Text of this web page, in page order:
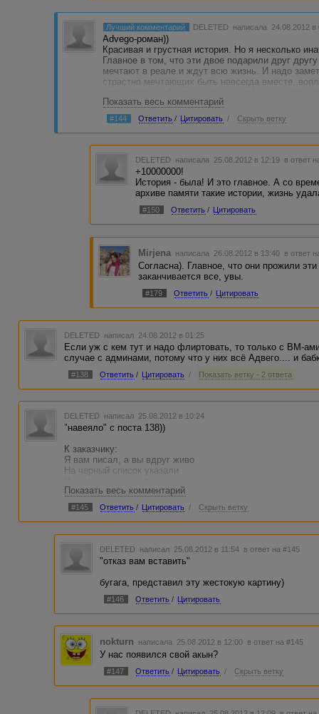
Лучший комментарий DELETED написала 24.08.2012
Advego-роман))
Красивая и грустная история. Но я несколько
Главное в том, что эти двое подарили друг
мечтают в реале и ждут всю жизнь. И надо
страстно мечтающих быть навсегда вместе,
своих чувствам, а он... остыть. Увы, в реале так
Любая love story так или иначе заканчивается,
других - с новой встречей.
Ваша история (история вашей подруги) -
что для настоящих чувств нет расстояний,
в ней главное - чувствовать здесь и сейчас =)
P.S. Сознательно избегала слово *любовь*
Показать весь комментарий
#144 Ответить / Цитировать / Скрыть ветку
DELETED написала 25.08.2012 в 12:19 в ответ
+10000000!
История - была! И это главное. А со
архиве памяти такие истории, жизнь
#150 Ответить / Цитировать
Mirjena написала 26.08.2012 в 13:40 в ответ
Согласна). Главное, что они прожили
заканчивается все, увы.
#179 Ответить / Цитировать
DELETED написал 24.08.2012 в 01:25
Если уж с кем тут и надо флиртовать, то только с ВМ-
случае с админами, потому что у них всё Адвего.... и
#138 Ответить / Цитировать / Показать ветку - 2 ответа
DELETED написал 25.08.2012 в 10:24
"навеяло" с поста 138))
К заказчику:
Я вам писал, а вы вдруг живо
На черный список указали
И просто нету сил, нет слов.
Как вы могли, как вы посмели
Убить желание творить, писать и сочинять.
Но форум автор есть у меня
Вот там и встретимся тогда.))
К автору:
Любезный друг чего вы там
Сегодня мне прислали, написали.
Я ведь хотел иное, посмотрите.
Откройте быстренько заданье,
Увы я вынужден отказ вам вставить
За это отношение к себе, к работе
И вообще давайте - прекратите спамить.)))
К админу:
Показать весь комментарий
#145 Ответить / Цитировать / Скрыть ветку
DELETED написал 25.08.2012 в 11:54 в ответ на #145
"отказ вам вставить"
бугага, представил эту жестокую картину)
#146 Ответить / Цитировать
nokturn написала 25.08.2012 в 12:00 в ответ на #145
У нас появился свой акын?
#147 Ответить / Цитировать / Скрыть ветку